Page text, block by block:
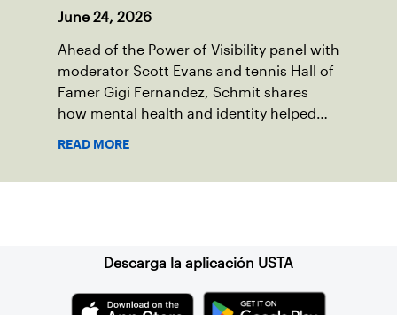
June 24, 2026
Ahead of the Power of Visibility panel with
moderator Scott Evans and tennis Hall of
Famer Gigi Fernandez, Schmit shares
how mental health and identity helped
READ MORE
Descarga la aplicación USTA